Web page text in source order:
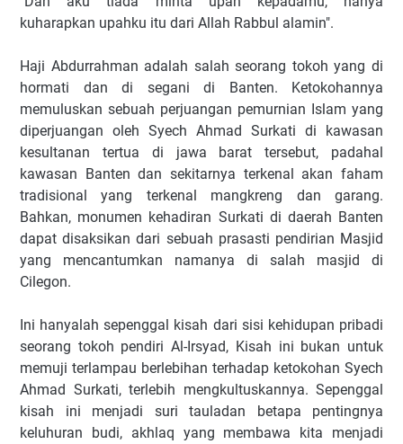
kuharapkan upahku itu dari Allah Rabbul alamin".
Haji Abdurrahman adalah salah seorang tokoh yang di
hormati dan di segani di Banten. Ketokohannya
memuluskan sebuah perjuangan pemurnian Islam yang
diperjuangan oleh Syech Ahmad Surkati di kawasan
kesultanan tertua di jawa barat tersebut, padahal
kawasan Banten dan sekitarnya terkenal akan faham
tradisional yang terkenal mangkreng dan garang.
Bahkan, monumen kehadiran Surkati di daerah Banten
dapat disaksikan dari sebuah prasasti pendirian Masjid
yang mencantumkan namanya di salah masjid di
Cilegon.
Ini hanyalah sepenggal kisah dari sisi kehidupan pribadi
seorang tokoh pendiri Al-Irsyad, Kisah ini bukan untuk
memuji terlampau berlebihan terhadap ketokohan Syech
Ahmad Surkati, terlebih mengkultuskannya. Sepenggal
kisah ini menjadi suri tauladan betapa pentingnya
keluhuran budi, akhlaq yang membawa kita menjadi